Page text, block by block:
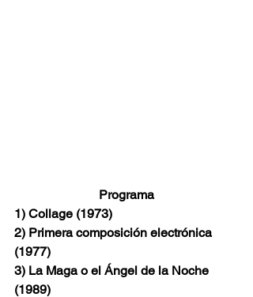
Programa
1) Collage (1973)
2) Primera composición electrónica
(1977)
3) La Maga o el Ángel de la Noche
(1989)